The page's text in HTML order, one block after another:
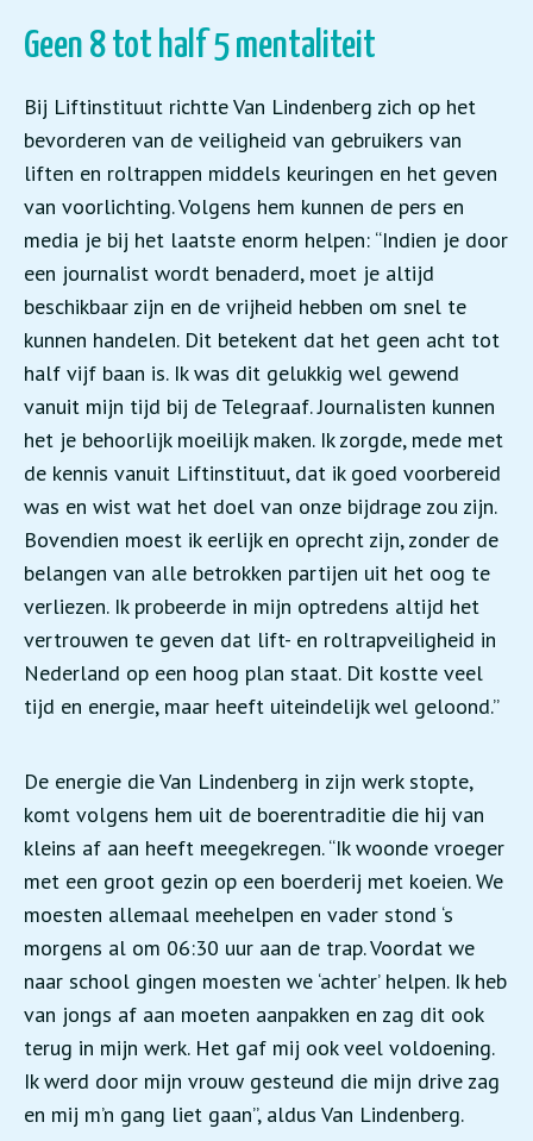
Geen 8 tot half 5 mentaliteit
Bij Liftinstituut richtte Van Lindenberg zich op het
bevorderen van de veiligheid van gebruikers van
liften en roltrappen middels keuringen en het geven
van voorlichting. Volgens hem kunnen de pers en
media je bij het laatste enorm helpen: “Indien je door
een journalist wordt benaderd, moet je altijd
beschikbaar zijn en de vrijheid hebben om snel te
kunnen handelen. Dit betekent dat het geen acht tot
half vijf baan is. Ik was dit gelukkig wel gewend
vanuit mijn tijd bij de Telegraaf. Journalisten kunnen
het je behoorlijk moeilijk maken. Ik zorgde, mede met
de kennis vanuit Liftinstituut, dat ik goed voorbereid
was en wist wat het doel van onze bijdrage zou zijn.
Bovendien moest ik eerlijk en oprecht zijn, zonder de
belangen van alle betrokken partijen uit het oog te
verliezen. Ik probeerde in mijn optredens altijd het
vertrouwen te geven dat lift- en roltrapveiligheid in
Nederland op een hoog plan staat. Dit kostte veel
tijd en energie, maar heeft uiteindelijk wel geloond.”
De energie die Van Lindenberg in zijn werk stopte,
komt volgens hem uit de boerentraditie die hij van
kleins af aan heeft meegekregen. “Ik woonde vroeger
met een groot gezin op een boerderij met koeien. We
moesten allemaal meehelpen en vader stond ‘s
morgens al om 06:30 uur aan de trap. Voordat we
naar school gingen moesten we ‘achter’ helpen. Ik heb
van jongs af aan moeten aanpakken en zag dit ook
terug in mijn werk. Het gaf mij ook veel voldoening.
Ik werd door mijn vrouw gesteund die mijn drive zag
en mij m’n gang liet gaan”, aldus Van Lindenberg.